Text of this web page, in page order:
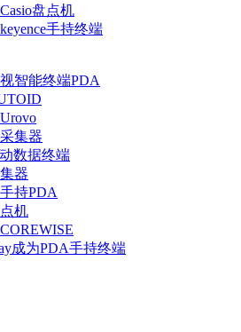
盘点机
手持终端
智能终端PDA
集器
数据终端
器
持PDA
机
成为PDA手持终端